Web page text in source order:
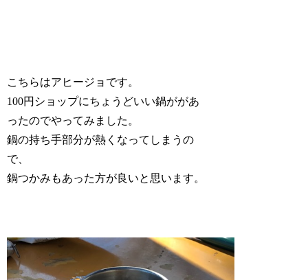
こちらはアヒージョです。
100円ショップにちょうどいい鍋ががあ
ったのでやってみました。
鍋の持ち手部分が熱くなってしまうの
で、
鍋つかみもあった方が良いと思います。